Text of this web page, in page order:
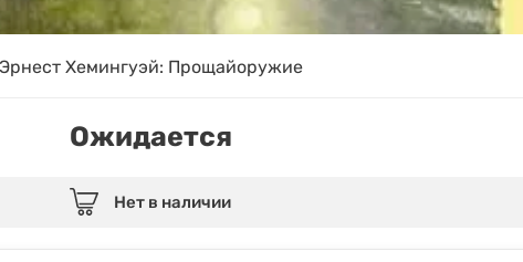
Эрнест Хемингуэй: Прощайоружие
Ожидается
Нет в наличии